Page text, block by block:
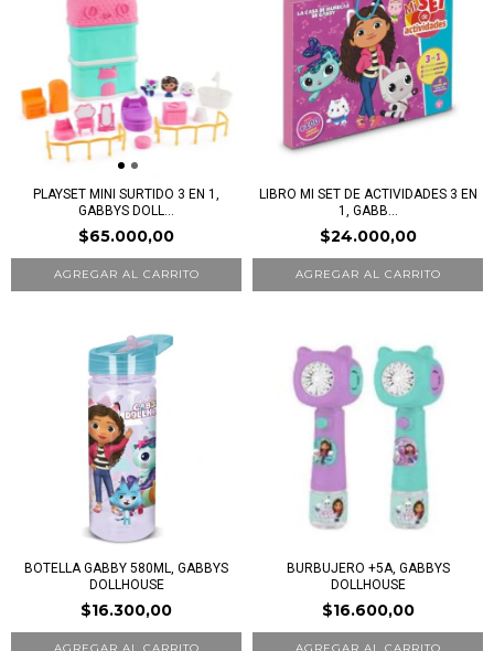
PLAYSET MINI SURTIDO 3 EN 1,
GABBYS DOLL...
$65.000,00
LIBRO MI SET DE ACTIVIDADES 3 EN
1, GABB...
$24.000,00
BOTELLA GABBY 580ML, GABBYS
DOLLHOUSE
$16.300,00
BURBUJERO +5A, GABBYS
DOLLHOUSE
$16.600,00